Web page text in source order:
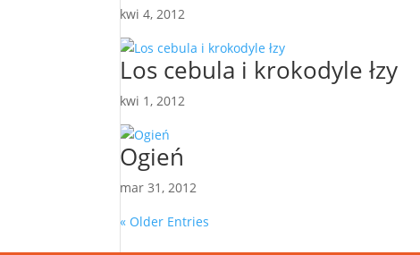
kwi 4, 2012
Los cebula i krokodyle łzy
kwi 1, 2012
Ogień
mar 31, 2012
« Older Entries